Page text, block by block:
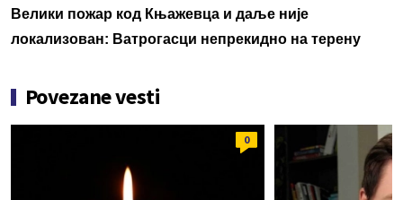
Велики пожар код Књажевца и даље није
локализован: Ватрогасци непрекидно на терену
Povezane vesti
0